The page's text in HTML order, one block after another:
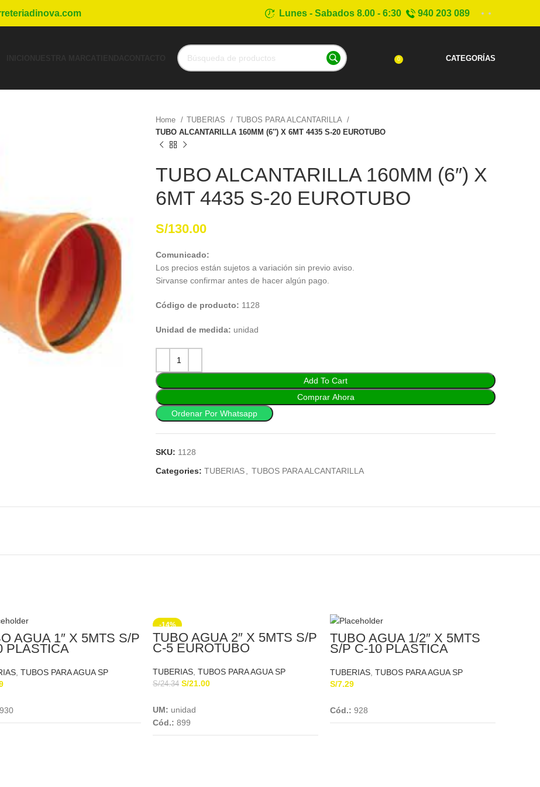
Lunes - Sabados 8.00 - 6:30 940 203 089
0 CATEGORÍAS
Home TUBERIAS
TUBOS PARA ALCANTARILLA
TUBO ALCANTARILLA 160MM (6″) X 6MT 4435 S-20 EUROTUBO
TUBO ALCANTARILLA 160MM (6″) X
6MT 4435 S-20 EUROTUBO
S/130.00
Comunicado:
Los precios están sujetos a variación sin previo aviso.
Sirvanse confirmar antes de hacer algún pago.
Código de producto: 1128
Unidad de medida: unidad
Add To Cart
Comprar Ahora
Ordenar Por Whatsapp
SKU: 1128
Categories: TUBERIAS TUBOS PARA ALCANTARILLA
AGUA 1″ X 5MTS S/P
PLASTICA
, TUBOS PARA AGUA SP
930
-14%
TUBO AGUA 2″ X 5MTS S/P
C-5 EUROTUBO
TUBERIAS TUBOS PARA AGUA SP
S/24.34 S/21.00
UM: unidad
Cód.: 899
TUBO AGUA 1/2″ X 5MTS
S/P C-10 PLASTICA
TUBERIAS, TUBOS PARA AGUA SP
S/7.29
Cód.: 928